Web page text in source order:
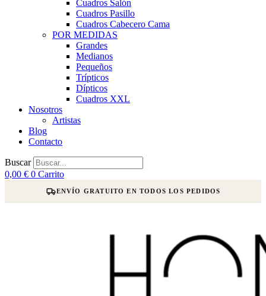
Cuadros Salón
Cuadros Pasillo
Cuadros Cabecero Cama
POR MEDIDAS
Grandes
Medianos
Pequeños
Trípticos
Dípticos
Cuadros XXL
Nosotros
Artistas
Blog
Contacto
Buscar
0,00 € 0 Carrito
ENVÍO GRATUITO EN TODOS LOS PEDIDOS